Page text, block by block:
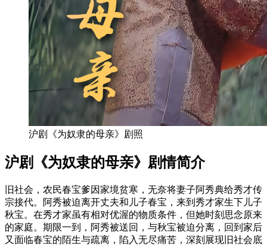
沪剧《为奴隶的母亲》剧照
沪剧《为奴隶的母亲》剧情简介
旧社会，农民春宝爹因家境贫寒，无奈将妻子阿秀典给秀才传
宗接代。阿秀被迫离开丈夫和儿子春宝，来到秀才家生下儿子
秋宝。在秀才家虽有相对优渥的物质条件，但她时刻思念原来
的家庭。期限一到，阿秀被送回，与秋宝被迫分离，回到家后
又面临春宝的陌生与疏离，陷入无尽痛苦，深刻展现旧社会底